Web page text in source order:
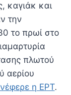
καγιάκ και
την
το πρωί στο
πλωτού
αερίου
η ΕΡΤ.